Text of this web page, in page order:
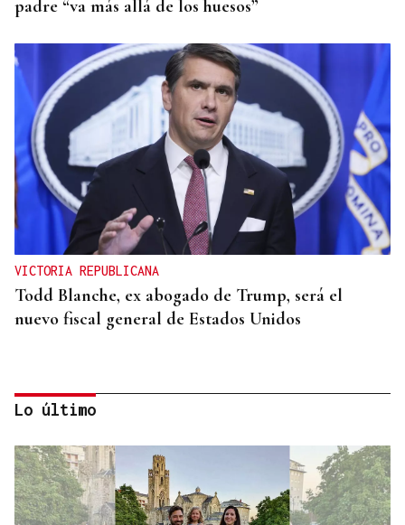
padre “va más allá de los huesos”
VICTORIA REPUBLICANA
Todd Blanche, ex abogado de Trump, será el
nuevo fiscal general de Estados Unidos
Lo último